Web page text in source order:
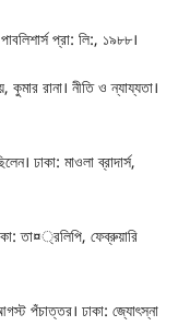
প্রা: লি:, ১৯৮৮।
কুমার রানা। নীতি ও ন্যায্যতা।
ঢাকা: মাওলা ব্রাদার্স,
তা¤্রলিপি, ফেব্রুয়ারি
পঁচাত্তর। ঢাকা: জ্যোৎস্না